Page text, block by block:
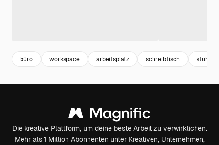
büro workspace arbeitsplatz schreibtisch stuhl
Die kreative Plattform, um deine beste Arbeit zu verwirklichen.
Mehr als 1 Million Abonnenten unter Kreativen, Unternehmen,